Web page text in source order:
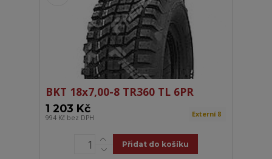
BKT 18x7,00-8 TR360 TL 6PR
1 203 Kč
994 Kč bez DPH Externí 8
Přidat do košíku